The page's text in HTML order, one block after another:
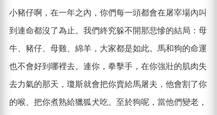
小豬仔啊，在一年之內，你們每一頭都會在屠宰場內叫
到連命都沒了為止。我們終究躲不開那悲慘的結局：母
牛、豬仔、母雞、綿羊，大家都是如此。馬和狗的命運
也不會好到哪裡去。連你，拳擊手，在你強壯的肌肉失
去力氣的那天，瓊斯就會把你賣給馬屠夫，他會割了你
的喉、把你煮熟給獵狐犬吃。至於狗呢，當他們變老，